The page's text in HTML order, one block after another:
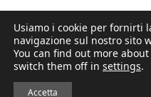
Usiamo i cookie per fornirti
navigazione sul nostro sito
You can find out more
switch them off in settings.
Accetta